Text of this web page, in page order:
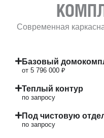
Современная
Базовый
от 5 796 000 ₽
Теплый контур
по запросу
Под чистовую
по запросу